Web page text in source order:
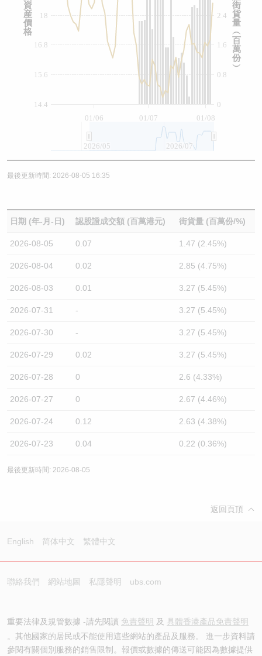
01/06 01/07 01/08
0
0.8
1.6
2.4
14.4
15.6
16.8
18
2026/05 2026/07
街
貨
量
︵
百
萬
份
︶
資
産
價
格
最後更新時間: 2026-08-05 16:35
日期 (年-月-日) 認股證成交額 (百萬港元) 街貨量 (百萬份/%)
2026-08-05 0.07 1.47 (2.45%)
2026-08-04 0.02 2.85 (4.75%)
2026-08-03 0.01 3.27 (5.45%)
2026-07-31 - 3.27 (5.45%)
2026-07-30 - 3.27 (5.45%)
2026-07-29 0.02 3.27 (5.45%)
2026-07-28 0 2.6 (4.33%)
2026-07-27 0 2.67 (4.46%)
2026-07-24 0.12 2.63 (4.38%)
2026-07-23 0.04 0.22 (0.36%)
最後更新時間: 2026-08-05
返回頁頂
English 简体中文 繁體中文
聯絡我們 網站地圖 私隱聲明 ubs.com
重要法律及規管數據 -請先閱讀 免責聲明 及 具體香港產品免責聲明
。其他國家的居民或不能使用這些網站的產品及服務。 進一步資料請
參閱有關個別服務的銷售限制。報價或數據的傳送可能因為數據提供
牛熊證文件及公告 (瑞信)
收市競價變化